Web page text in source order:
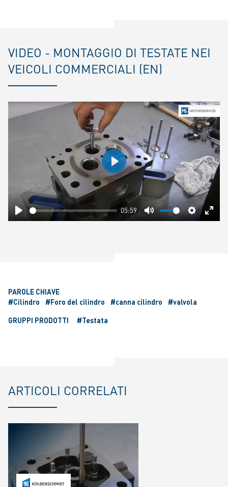
VIDEO - MONTAGGIO DI TESTATE NEI
VEICOLI COMMERCIALI (EN)
Play
05:59
Mute Settings
Play
PAROLE CHIAVE
#Cilindro
#Foro del cilindro #canna cilindro
#valvola
GRUPPI PRODOTTI
#Testata
ARTICOLI CORRELATI